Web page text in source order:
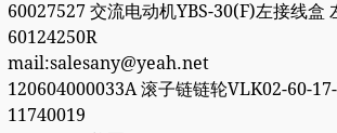
60027527 交流电动机YBS-30(F)左接线盒
60124250R
mail:salesany@yeah.net
120604000033A 滚子链链轮VLK02-60-
11740019